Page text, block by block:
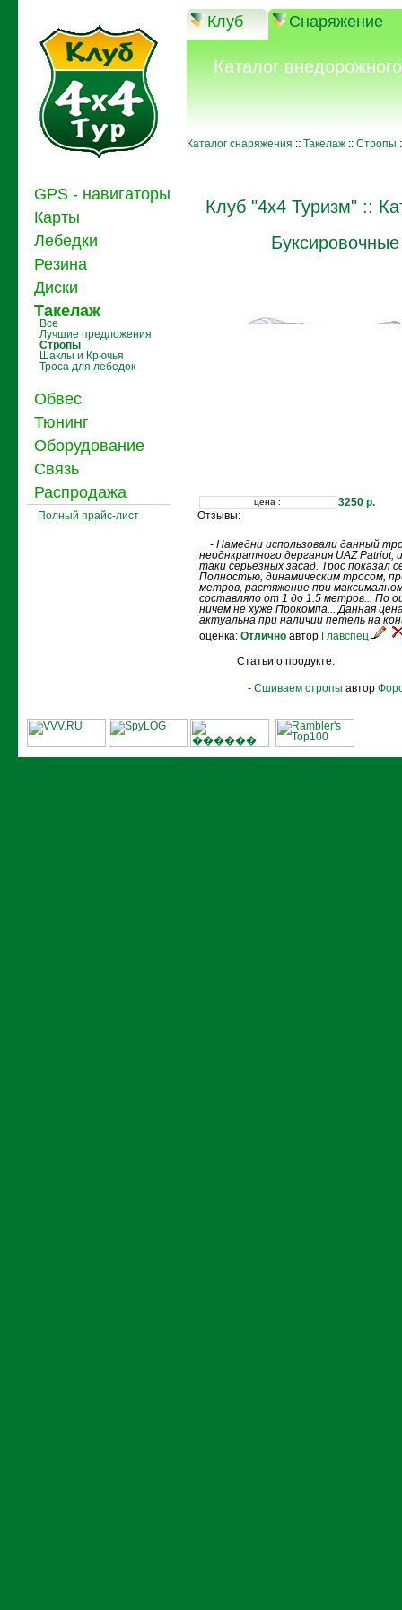
Клуб Снаряжение
Каталог
Каталог снаряжения :: Такелаж:: Cтропы
GPS - навигаторы
Карты
Лебедки
Резина
Диски
Такелаж
Все
Лучшие предложения
Cтропы
Шаклы и Крючья
Троса для лебедок
Обвес
Тюнинг
Оборудование
Связь
Распродажа
Полный прайс-лист
Клуб "4x4 Туризм" ::
цена :
3250 р.
Отзывы:
- Намедни использовали данный
неоднкратного дергания UAZ Patriot,
таки серьезных засад. Трос показал
Полностью, динамическим тросом,
метров, растяжение при
составляло от 1 до 1.5 метров... По
ничем не хуже Прокомпа... Данная
актуальна при наличии петель на
оценка: Отличноавтор Главспец
Статьи о продукте:
-Сшиваем стропы автор